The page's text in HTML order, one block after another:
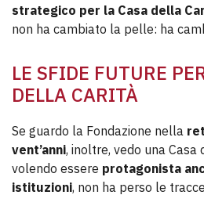
strategico per la Casa della
non ha cambiato la pelle: ha
LE SFIDE FUTURE
DELLA CARITÀ
Se guardo la Fondazione nella
vent’anni, inoltre, vedo una Casa
volendo essere protagonista
istituzioni, non ha perso le